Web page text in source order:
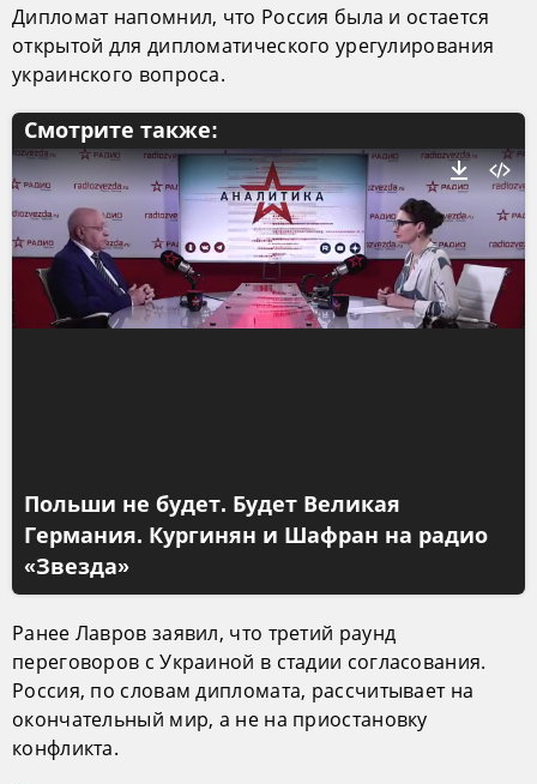
Дипломат напомнил, что Россия была и остается
открытой для дипломатического урегулирования
украинского вопроса.
Смотрите также:
Польши не будет. Будет Великая
Германия. Кургинян и Шафран на радио
«Звезда»
Ранее Лавров заявил, что третий раунд
переговоров с Украиной в стадии согласования.
Россия, по словам дипломата, рассчитывает на
окончательный мир, а не на приостановку
конфликта.